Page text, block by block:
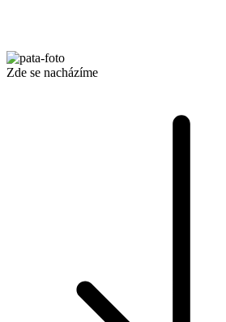
Zde se nacházíme